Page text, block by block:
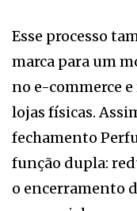
Esse processo
marca para um
no e-commerce
lojas físicas.
fechamento
função dupla:
o encerramento